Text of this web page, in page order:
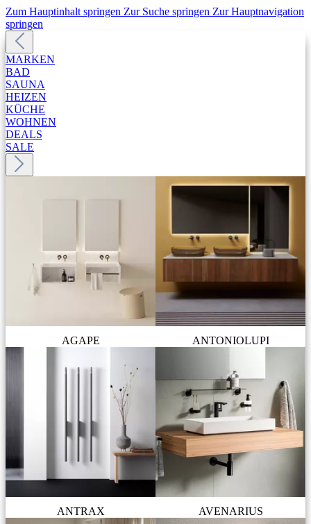
Zum Hauptinhalt springen Zur Suche springen Zur Hauptnavigation
springen
MARKEN
BAD
SAUNA
HEIZEN
KÜCHE
WOHNEN
DEALS
SALE
AGAPE ANTONIOLUPI
ANTRAX AVENARIUS